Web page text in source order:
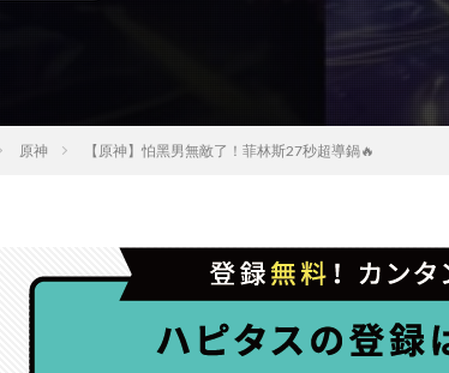
原神 【原神】怕黑男無敵了！菲林斯27秒超導鍋🔥